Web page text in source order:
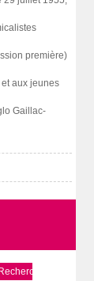
première)
aux jeunes
Gaillac-